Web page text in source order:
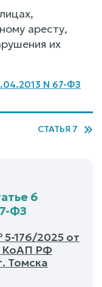
аресту,
их
N 67-ФЗ
СТАТЬЯ 7
6
ФЗ
176/2025 от
КоАП РФ
Томска